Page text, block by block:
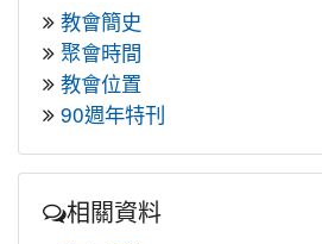
教會簡史
聚會時間
教會位置
90週年特刊
相關資料